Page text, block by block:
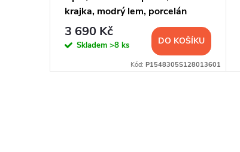
krajka, modrý lem, porcelán
Thun, 18 d.
3 690 Kč
Skladem >8 ks DO KOŠÍKU
Kód: P1548305S128013601